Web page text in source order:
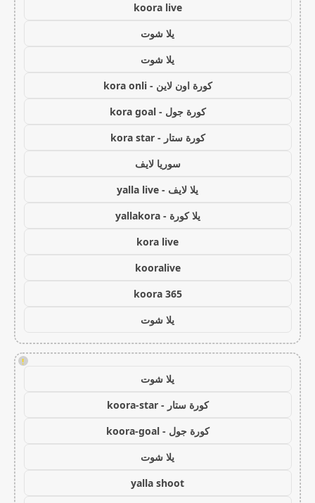
koora live
يلا شوت
يلا شوت
كورة اون لاين - kora onli
كورة جول - kora goal
كورة ستار - kora star
سوريا لايف
يلا لايف - yalla live
يلا كورة - yallakora
kora live
kooralive
koora 365
يلا شوت
!
يلا شوت
كورة ستار - koora-star
كورة جول - koora-goal
يلا شوت
yalla shoot